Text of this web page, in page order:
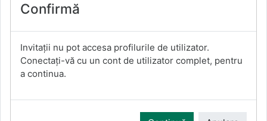
Confirmă
Invitații nu pot accesa profilurile de utilizator.
Conectați-vă cu un cont de utilizator complet, pentru
a continua.